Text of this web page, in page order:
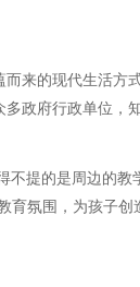
来的现代生活方
政府行政单位，
不提的是周边的
育氛围，为孩子创